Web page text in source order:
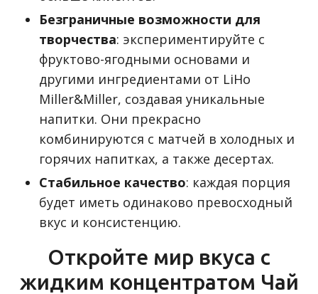
Безграничные возможности для
творчества: экспериментируйте с
фруктово-ягодными основами и
другими ингредиентами от LiHo
Miller&Miller, создавая уникальные
напитки. Они прекрасно
комбинируются с матчей в холодных и
горячих напитках, а также десертах.
Стабильное качество: каждая порция
будет иметь одинаково превосходный
вкус и консистенцию.
Откройте мир вкуса с
жидким концентратом Чай